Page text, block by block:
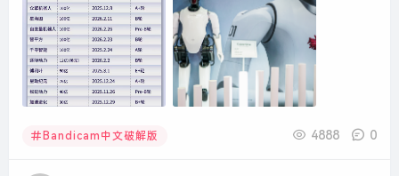
Bandicam中文破解版 4888 0